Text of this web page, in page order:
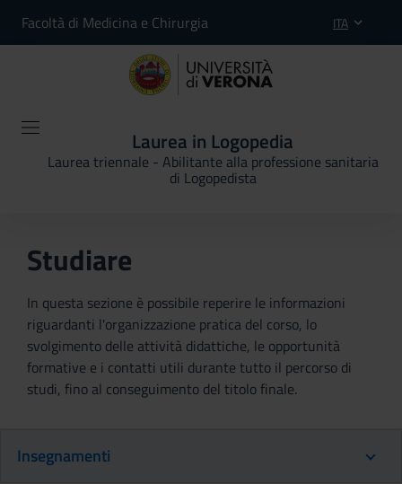
Facoltà di Medicina e Chirurgia ITA
Laurea in Logopedia
Laurea triennale - Abilitante alla professione sanitaria
di Logopedista
Studiare
In questa sezione è possibile reperire le informazioni
riguardanti l'organizzazione pratica del corso, lo
svolgimento delle attività didattiche, le opportunità
formative e i contatti utili durante tutto il percorso di
studi, fino al conseguimento del titolo finale.
Insegnamenti